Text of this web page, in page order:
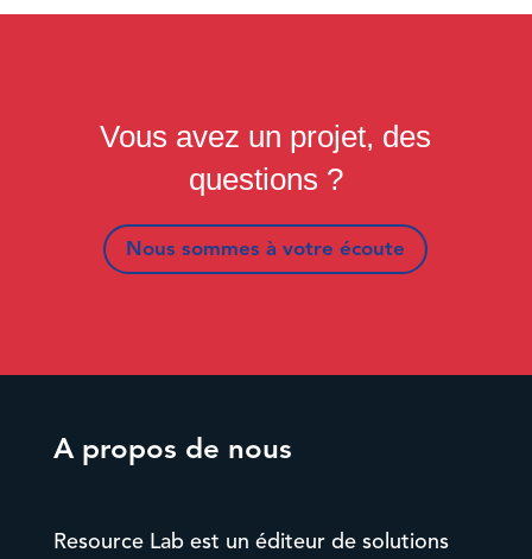
Vous avez un projet, des
questions ?
Nous sommes à votre écoute
A propos de nous
Resource Lab est un éditeur de solutions